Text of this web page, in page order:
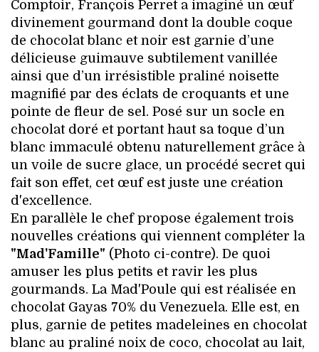
Comptoir, François Perret a imaginé un œuf
divinement gourmand dont la double coque
de chocolat blanc et noir est garnie d’une
délicieuse guimauve subtilement vanillée
ainsi que d’un irrésistible praliné noisette
magnifié par des éclats de croquants et une
pointe de fleur de sel. Posé sur un socle en
chocolat doré et portant haut sa toque d’un
blanc immaculé obtenu naturellement grâce à
un voile de sucre glace, un procédé secret qui
fait son effet, cet œuf est juste une création
d'excellence.
En parallèle le chef propose également trois
nouvelles créations qui viennent compléter la
"Mad'Famille" (Photo ci-contre). De quoi
amuser les plus petits et ravir les plus
gourmands. La Mad'Poule qui est réalisée en
chocolat Gayas 70% du Venezuela. Elle est, en
plus, garnie de petites madeleines en chocolat
blanc au praliné noix de coco, chocolat au lait,